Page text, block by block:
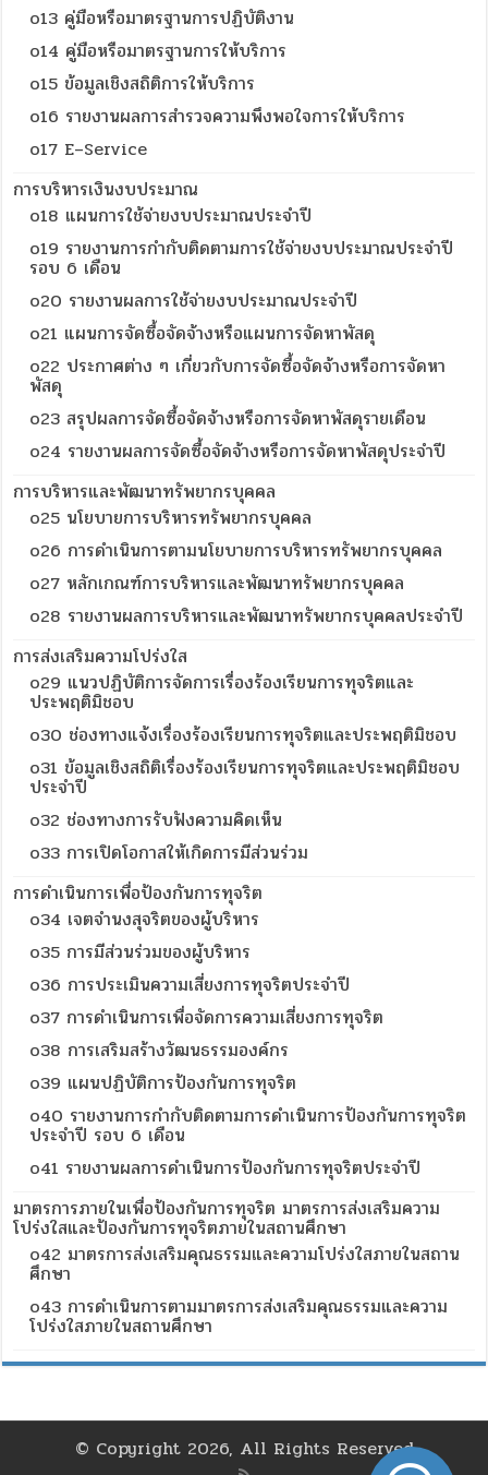
o13 คู่มือหรือมาตรฐานการปฏิบัติงาน
o14 คู่มือหรือมาตรฐานการให้บริการ
o15 ข้อมูลเชิงสถิติการให้บริการ
o16 รายงานผลการสำรวจความพึงพอใจการให้บริการ
o17 E–Service
การบริหารเงินงบประมาณ
o18 แผนการใช้จ่ายงบประมาณประจำปี
o19 รายงานการกำกับติดตามการใช้จ่ายงบประมาณประจำปี
รอบ 6 เดือน
o20 รายงานผลการใช้จ่ายงบประมาณประจำปี
o21 แผนการจัดซื้อจัดจ้างหรือแผนการจัดหาพัสดุ
o22 ประกาศต่าง ๆ เกี่ยวกับการจัดซื้อจัดจ้างหรือการจัดหา
พัสดุ
o23 สรุปผลการจัดซื้อจัดจ้างหรือการจัดหาพัสดุรายเดือน
o24 รายงานผลการจัดซื้อจัดจ้างหรือการจัดหาพัสดุประจำปี
การบริหารและพัฒนาทรัพยากรบุคคล
o25 นโยบายการบริหารทรัพยากรบุคคล
o26 การดำเนินการตามนโยบายการบริหารทรัพยากรบุคคล
o27 หลักเกณฑ์การบริหารและพัฒนาทรัพยากรบุคคล
o28 รายงานผลการบริหารและพัฒนาทรัพยากรบุคคลประจำปี
การส่งเสริมความโปร่งใส
o29 แนวปฏิบัติการจัดการเรื่องร้องเรียนการทุจริตและ
ประพฤติมิชอบ
o30 ช่องทางแจ้งเรื่องร้องเรียนการทุจริตและประพฤติมิชอบ
o31 ข้อมูลเชิงสถิติเรื่องร้องเรียนการทุจริตและประพฤติมิชอบ
ประจำปี
o32 ช่องทางการรับฟังความคิดเห็น
o33 การเปิดโอกาสให้เกิดการมีส่วนร่วม
การดำเนินการเพื่อป้องกันการทุจริต
o34 เจตจำนงสุจริตของผู้บริหาร
o35 การมีส่วนร่วมของผู้บริหาร
o36 การประเมินความเสี่ยงการทุจริตประจำปี
o37 การดำเนินการเพื่อจัดการความเสี่ยงการทุจริต
o38 การเสริมสร้างวัฒนธรรมองค์กร
o39 แผนปฏิบัติการป้องกันการทุจริต
o40 รายงานการกำกับติดตามการดำเนินการป้องกันการทุจริต
ประจำปี รอบ 6 เดือน
o41 รายงานผลการดำเนินการป้องกันการทุจริตประจำปี
มาตรการภายในเพื่อป้องกันการทุจริต มาตรการส่งเสริมความ
โปร่งใสและป้องกันการทุจริตภายในสถานศึกษา
o42 มาตรการส่งเสริมคุณธรรมและความโปร่งใสภายในสถาน
ศึกษา
o43 การดำเนินการตามมาตรการส่งเสริมคุณธรรมและความ
โปร่งใสภายในสถานศึกษา
© Copyright 2026, All Rights Reserved